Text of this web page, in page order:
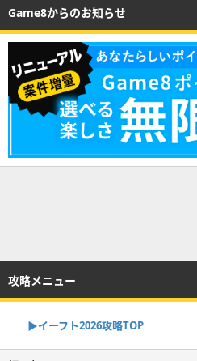
Game8からのお知らせ
攻略メニュー
▶イーフト2026攻略TOP